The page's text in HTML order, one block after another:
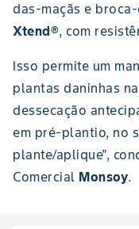
das-maçãs e
Xtend®, com
Isso permite um
plantas daninhas na
dessecação
em pré-plantio, no
plante/aplique",
Comercial Monsoy.